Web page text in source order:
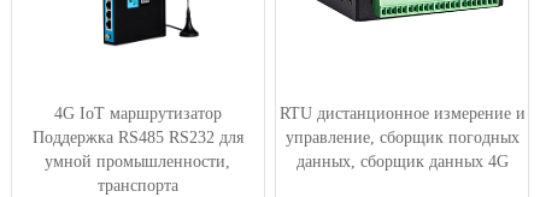
4G IoT маршрутизатор
Поддержка RS485 RS232 для
умной промышленности,
транспорта
RTU дистанционное измерение и
управление, сборщик погодных
данных, сборщик данных 4G